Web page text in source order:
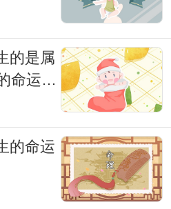
的是属
命运分
的命运